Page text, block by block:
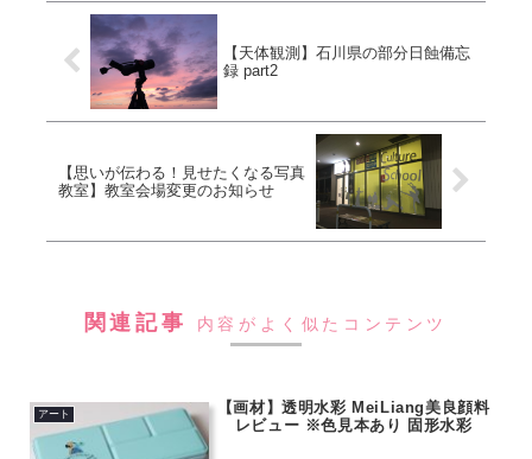
【天体観測】石川県の部分日蝕備忘
録 part2
【思いが伝わる！見せたくなる写真
教室】教室会場変更のお知らせ
関連記事 内容がよく似たコンテンツ
アート
【画材】透明水彩 MeiLiang美良顔料
レビュー ※色見本あり 固形水彩